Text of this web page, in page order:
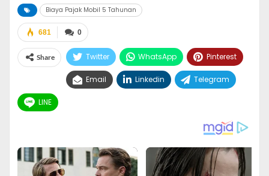
berdasarkan berbagai faktor seperti jenis kendaraan,
tahun pembuatan, dan nilai jual.
Namun, beberapa negara juga menawarkan opsi untuk
membayar pajak mobil dalam jangka waktu lebih lama,
misalnya setiap lima tahun.
Kali ini, kita akan menjelajahi konsep
, bagaimana cara menghitungnya, dan faktor apa
saja yang perlu dipertimbangkan oleh para pemilik
kendaraan.
Biaya Pajak Mobil 5 Tahunan
0
681
Share Twitter WhatsApp Pinterest
Email Linkedin Telegram
LINE